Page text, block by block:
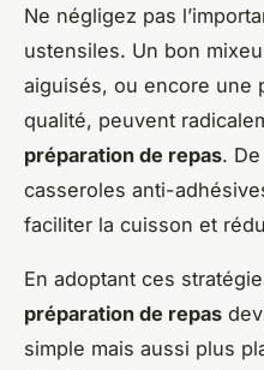
Ne négligez pas
ustensiles. Un bon
aiguisés, ou encore une
qualité, peuvent
préparation de repas.
casseroles anti-
faciliter la cuisson et
En adoptant ces
préparation de repas
simple mais aussi plus